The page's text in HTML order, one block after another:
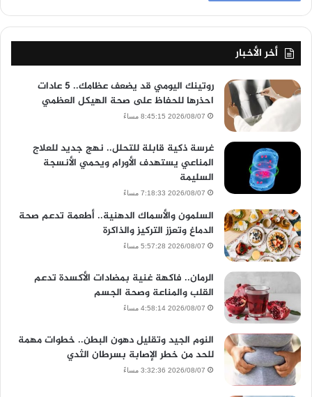
أخر الأخبار
روتينك اليومي قد يضعف عظامك.. 5 عادات
احذرها للحفاظ على صحة الهيكل العظمي
2026/08/07 8:45:15 مساءً
غرسة ذكية قابلة للتحلل.. نهج جديد للعلاج
المناعي يستهدف الأورام ويحمي الأنسجة
السليمة
2026/08/07 7:18:33 مساءً
السلمون والأسماك الدهنية.. أطعمة تدعم صحة
الدماغ وتعزز التركيز والذاكرة
2026/08/07 5:57:28 مساءً
الرمان.. فاكهة غنية بمضادات الأكسدة تدعم
القلب والمناعة وصحة الجسم
2026/08/07 4:58:14 مساءً
النوم الجيد وتقليل دهون البطن.. خطوات مهمة
للحد من خطر الإصابة بسرطان الثدي
2026/08/07 3:32:36 مساءً